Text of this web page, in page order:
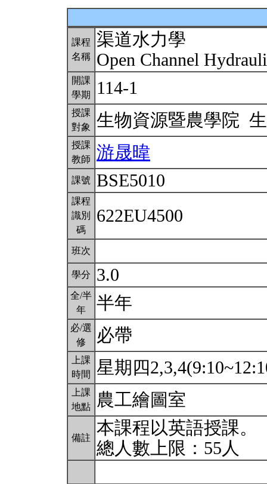
課程
名稱
渠道水力學
Open Channel
開課
學期
114-1
授課
對象
生物資源暨農學院
授課
教師
游晟暐
課號 BSE5010
課程
識別
碼
622EU4500
班次
學分 3.0
全/半
年
半年
必/選
修
必帶
上課
時間
星期四
上課
地點
農工繪圖室
備註
本課程以英語授課。
總人數上限：55人